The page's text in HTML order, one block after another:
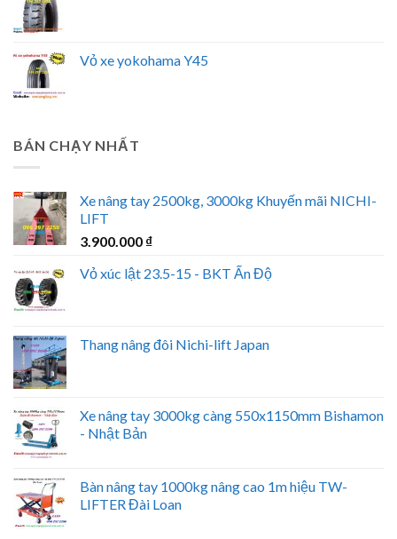
Vỏ xe yokohama Y45
BÁN CHẠY NHẤT
Xe nâng tay 2500kg, 3000kg Khuyến mãi NICHI-
LIFT
3.900.000 ₫
Vỏ xúc lật 23.5-15 - BKT Ấn Độ
Thang nâng đôi Nichi-lift Japan
Xe nâng tay 3000kg càng 550x1150mm Bishamon
- Nhật Bản
Bàn nâng tay 1000kg nâng cao 1m hiệu TW-
LIFTER Đài Loan